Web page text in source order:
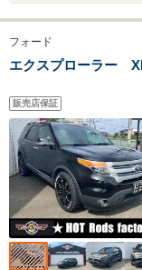
フォード
エクスプローラー
販売店保証